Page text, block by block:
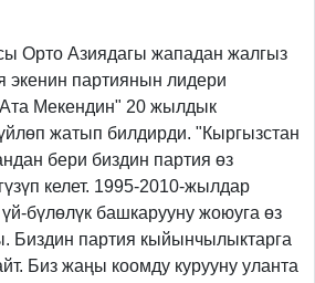
Орто Азиядагы жападан жалгыз
экенин партиянын лидери
Мекендин" 20 жылдык
жатып билдирди. "Кыргызстан
бери биздин партия өз
келет. 1995-2010-жылдар
бүлөлүк башкарууну жоюуга өз
партия кыйынчылыктарга
Биз жаңы коомду курууну уланта